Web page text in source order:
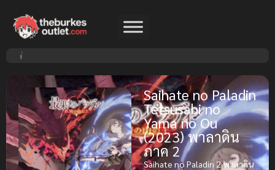
Saihate no Paladin
Tetsusabi no
Yama no Ou
(2023) พาลาดิน
ภาค 2
Saihate no Paladin 2 พาลาดิน